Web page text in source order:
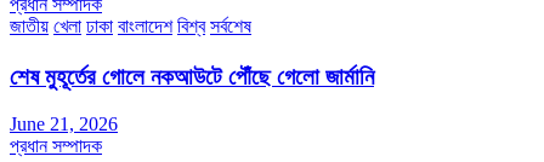
প্রধান সম্পাদক
জাতীয় খেলা ঢাকা বাংলাদেশ বিশ্ব সর্বশেষ
শেষ মুহূর্তের গোলে নকআউটে পৌঁছে গেলো জার্মানি
June 21, 2026
প্রধান সম্পাদক